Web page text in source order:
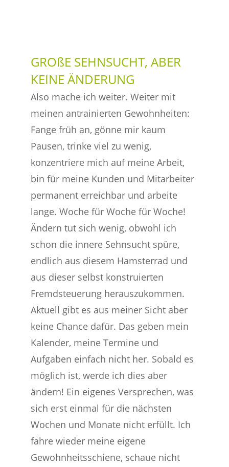
GROßE SEHNSUCHT, ABER
KEINE ÄNDERUNG
Also mache ich weiter. Weiter mit
meinen antrainierten Gewohnheiten:
Fange früh an, gönne mir kaum
Pausen, trinke viel zu wenig,
konzentriere mich auf meine Arbeit,
bin für meine Kunden und Mitarbeiter
permanent erreichbar und arbeite
lange. Woche für Woche für Woche!
Ändern tut sich wenig, obwohl ich
schon die innere Sehnsucht spüre,
endlich aus diesem Hamsterrad und
aus dieser selbst konstruierten
Fremdsteuerung herauszukommen.
Aktuell gibt es aus meiner Sicht aber
keine Chance dafür. Das geben mein
Kalender, meine Termine und
Aufgaben einfach nicht her. Sobald es
möglich ist, werde ich dies aber
ändern! Ein eigenes Versprechen, was
sich erst einmal für die nächsten
Wochen und Monate nicht erfüllt. Ich
fahre wieder meine eigene
Gewohnheitsschiene, schaue nicht